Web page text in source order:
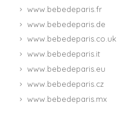
www.bebedeparis.fr
www.bebedeparis.de
www.bebedeparis.co.uk
www.bebedeparis.it
www.bebedeparis.eu
www.bebedeparis.cz
www.bebedeparis.mx